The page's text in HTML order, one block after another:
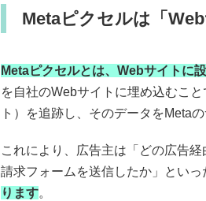
Metaピクセルは「
Metaピクセルとは、Webサイトに
を自社のWebサイトに埋め込むこ
ト）を追跡し、そのデータをMeta
これにより、広告主は「どの広告
請求フォームを送信したか」といっ
ります。